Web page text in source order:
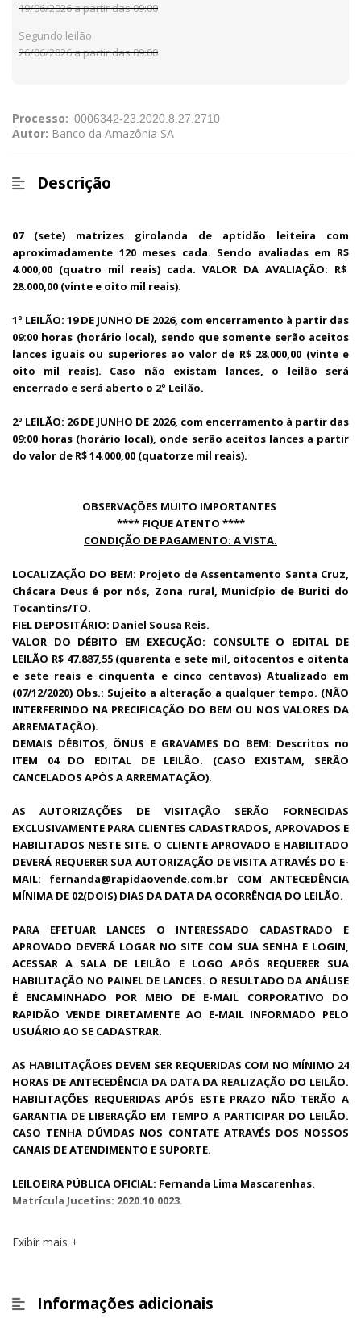
Processo:
Autor: Banco da Amazônia SA
Descrição
07 (sete) matrizes girolanda de aptidão leiteira com
aproximadamente 120 meses cada. Sendo avaliadas em R$
4.000,00 (quatro mil reais) cada. VALOR DA AVALIAÇÃO: R$
28.000,00 (vinte e oito mil reais).
1º LEILÃO: 19 DE JUNHO DE 2026, com encerramento à partir das
09:00 horas (horário local), sendo que somente serão aceitos
lances iguais ou superiores ao valor de R$ 28.000,00 (vinte e
oito mil reais). Caso não existam lances, o leilão será
encerrado e será aberto o 2º Leilão.
2º LEILÃO: 26 DE JUNHO DE 2026, com encerramento à partir das
09:00 horas (horário local), onde serão aceitos lances a partir
do valor de R$ 14.000,00 (quatorze mil reais).
OBSERVAÇÕES MUITO IMPORTANTES
**** FIQUE ATENTO ****
CONDIÇÃO DE PAGAMENTO: A VISTA.
LOCALIZAÇÃO DO BEM: Projeto de Assentamento Santa Cruz,
Chácara Deus é por nós, Zona rural, Município de Buriti do
Tocantins/TO.
FIEL DEPOSITÁRIO: Daniel Sousa Reis.
VALOR DO DÉBITO EM EXECUÇÃO: CONSULTE O EDITAL DE
LEILÃO R$ 47.887,55 (quarenta e sete mil, oitocentos e oitenta
e sete reais e cinquenta e cinco centavos) Atualizado em
(07/12/2020) Obs.: Sujeito a alteração a qualquer tempo. (NÃO
INTERFERINDO NA PRECIFICAÇÃO DO BEM OU NOS VALORES DA
ARREMATAÇÃO).
DEMAIS DÉBITOS, ÔNUS E GRAVAMES DO BEM: Descritos no
ITEM 04 DO EDITAL DE LEILÃO. (CASO EXISTAM, SERÃO
CANCELADOS APÓS A ARREMATAÇÃO).
AS AUTORIZAÇÕES DE VISITAÇÃO SERÃO FORNECIDAS
EXCLUSIVAMENTE PARA CLIENTES CADASTRADOS, APROVADOS E
HABILITADOS NESTE SITE. O CLIENTE APROVADO E HABILITADO
DEVERÁ REQUERER SUA AUTORIZAÇÃO DE VISITA ATRAVÉS DO E-
MAIL: fernanda@rapidaovende.com.br COM ANTECEDÊNCIA
MÍNIMA DE 02(DOIS) DIAS DA DATA DA OCORRÊNCIA DO LEILÃO.
PARA EFETUAR LANCES O INTERESSADO CADASTRADO E
APROVADO DEVERÁ LOGAR NO SITE COM SUA SENHA E LOGIN,
ACESSAR A SALA DE LEILÃO E LOGO APÓS REQUERER SUA
HABILITAÇÃO NO PAINEL DE LANCES. O RESULTADO DA ANÁLISE
É ENCAMINHADO POR MEIO DE E-MAIL CORPORATIVO DO
RAPIDÃO VENDE DIRETAMENTE AO E-MAIL INFORMADO PELO
USUÁRIO AO SE CADASTRAR.
AS HABILITAÇÃOES DEVEM SER REQUERIDAS COM NO MÍNIMO 24
HORAS DE ANTECEDÊNCIA DA DATA DA REALIZAÇÃO DO LEILÃO.
HABILITAÇÕES REQUERIDAS APÓS ESTE PRAZO NÃO TERÃO A
GARANTIA DE LIBERAÇÃO EM TEMPO A PARTICIPAR DO LEILÃO.
CASO TENHA DÚVIDAS NOS CONTATE ATRAVÉS DOS NOSSOS
CANAIS DE ATENDIMENTO E SUPORTE.
LEILOEIRA PÚBLICA OFICIAL: Fernanda Lima Mascarenhas.
Matrícula Jucetins: 2020.10.0023.
Exibir mais
Informações adicionais
19/06/2026 a partir das 09:00
Segundo leilão
26/06/2026 a partir das 09:00